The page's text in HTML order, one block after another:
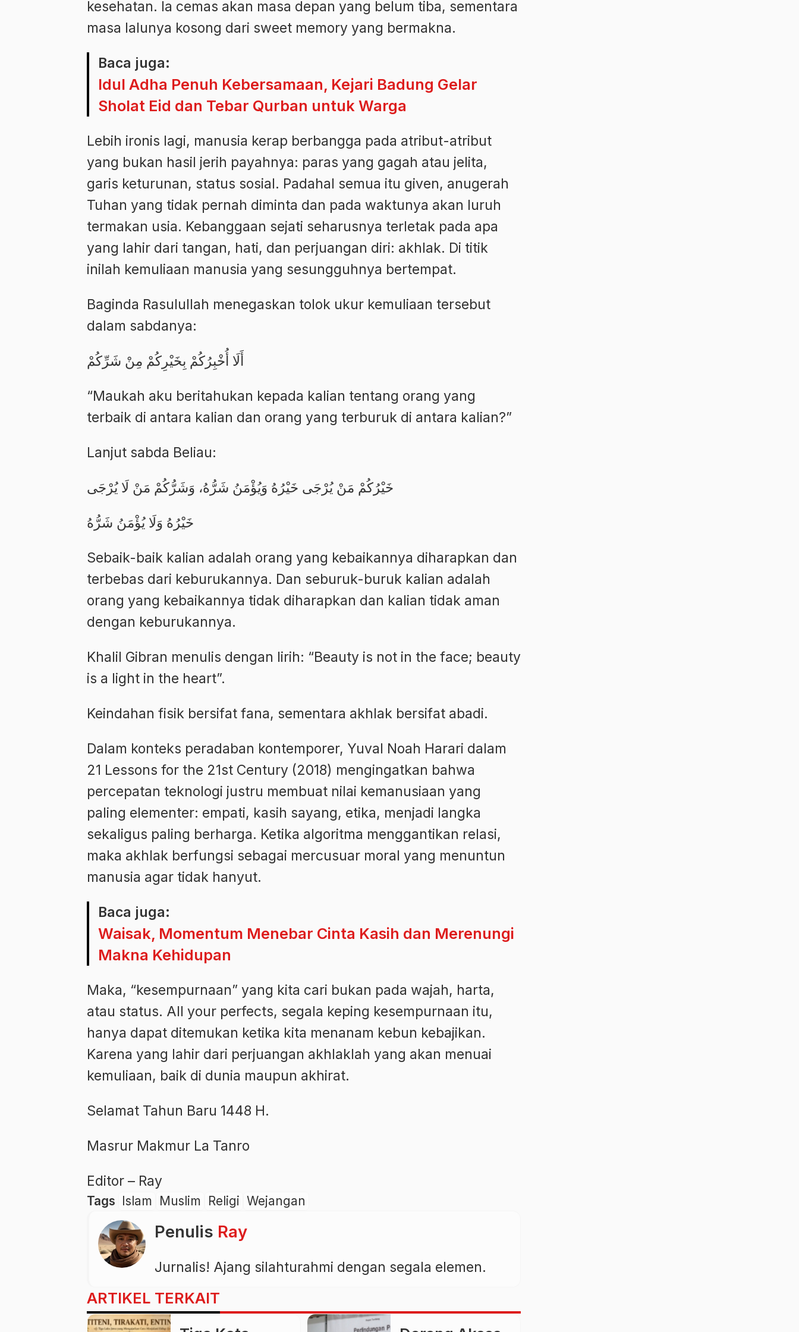
kesehatan. Ia cemas akan masa depan yang belum tiba, sementara
masa lalunya kosong dari sweet memory yang bermakna.
Baca juga:
Idul Adha Penuh Kebersamaan, Kejari Badung Gelar
Sholat Eid dan Tebar Qurban untuk Warga
Lebih ironis lagi, manusia kerap berbangga pada atribut-atribut
yang bukan hasil jerih payahnya: paras yang gagah atau jelita,
garis keturunan, status sosial. Padahal semua itu given, anugerah
Tuhan yang tidak pernah diminta dan pada waktunya akan luruh
termakan usia. Kebanggaan sejati seharusnya terletak pada apa
yang lahir dari tangan, hati, dan perjuangan diri: akhlak. Di titik
inilah kemuliaan manusia yang sesungguhnya bertempat.
Baginda Rasulullah menegaskan tolok ukur kemuliaan tersebut
dalam sabdanya:
أَلَا أُخْبِرُكُمْ بِخَيْرِكُمْ مِنْ شَرِّكُمْ
“Maukah aku beritahukan kepada kalian tentang orang yang
terbaik di antara kalian dan orang yang terburuk di antara kalian?”
Lanjut sabda Beliau:
خَيْرُكُمْ مَنْ يُرْجَى خَيْرُهُ وَيُؤْمَنُ شَرُّهُ، وَشَرُّكُمْ مَنْ لَا يُرْجَى
خَيْرُهُ وَلَا يُؤْمَنُ شَرُّهُ
Sebaik-baik kalian adalah orang yang kebaikannya diharapkan dan
terbebas dari keburukannya. Dan seburuk-buruk kalian adalah
orang yang kebaikannya tidak diharapkan dan kalian tidak aman
dengan keburukannya.
Khalil Gibran menulis dengan lirih: “Beauty is not in the face; beauty
is a light in the heart”.
Keindahan fisik bersifat fana, sementara akhlak bersifat abadi.
Dalam konteks peradaban kontemporer, Yuval Noah Harari dalam
21 Lessons for the 21st Century (2018) mengingatkan bahwa
percepatan teknologi justru membuat nilai kemanusiaan yang
paling elementer: empati, kasih sayang, etika, menjadi langka
sekaligus paling berharga. Ketika algoritma menggantikan relasi,
maka akhlak berfungsi sebagai mercusuar moral yang menuntun
manusia agar tidak hanyut.
Baca juga:
Waisak, Momentum Menebar Cinta Kasih dan Merenungi
Makna Kehidupan
Maka, “kesempurnaan” yang kita cari bukan pada wajah, harta,
atau status. All your perfects, segala keping kesempurnaan itu,
hanya dapat ditemukan ketika kita menanam kebun kebajikan.
Karena yang lahir dari perjuangan akhlaklah yang akan menuai
kemuliaan, baik di dunia maupun akhirat.
Selamat Tahun Baru 1448 H.
Masrur Makmur La Tanro
Editor – Ray
Tags Islam Muslim Religi Wejangan
Penulis Ray
Jurnalis! Ajang silahturahmi dengan segala elemen.
ARTIKEL TERKAIT